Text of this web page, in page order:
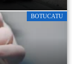
BOTUCATU